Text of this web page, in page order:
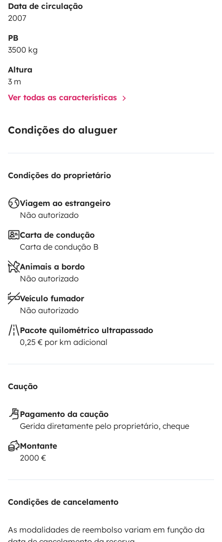
Data de circulação
2007
PB
3500 kg
Altura
3 m
Ver todas as características
Condições do aluguer
Condições do proprietário
Viagem ao estrangeiro
Não autorizado
Carta de condução
Carta de condução B
Animais a bordo
Não autorizado
Veículo fumador
Não autorizado
Pacote quilométrico ultrapassado
0,25 € por km adicional
Caução
Pagamento da caução
Gerida diretamente pelo proprietário, cheque
Montante
2000 €
Condições de cancelamento
As modalidades de reembolso variam em função da